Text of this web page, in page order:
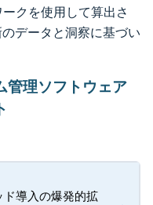
クを使用して算出さ
データと洞察に基づい
管理ソフトウェア
導入の爆発的拡